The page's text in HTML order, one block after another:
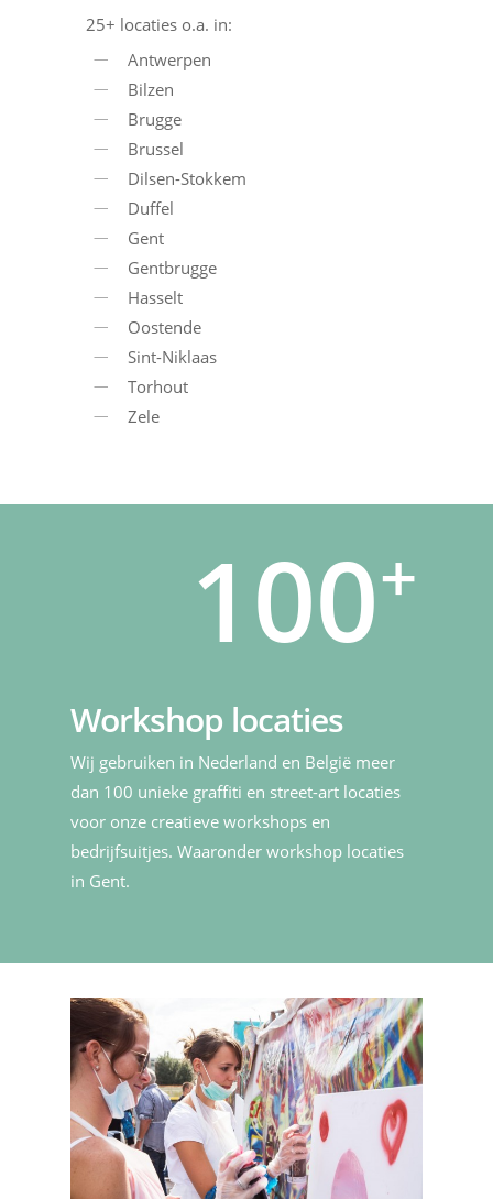
25+ locaties o.a. in:
Antwerpen
Bilzen
Brugge
Brussel
Dilsen-Stokkem
Duffel
Gent
Gentbrugge
Hasselt
Oostende
Sint-Niklaas
Torhout
Zele
100+
Workshop locaties
Wij gebruiken in Nederland en België meer
dan 100 unieke graffiti en street-art locaties
voor onze creatieve workshops en
bedrijfsuitjes. Waaronder workshop locaties
in Gent.